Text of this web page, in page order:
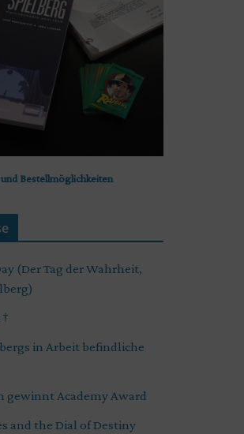
Bestellmöglichkeiten
(Der Tag der Wahrheit,
in Arbeit befindliche
gewinnt Academy Award
and the Dial of Destiny